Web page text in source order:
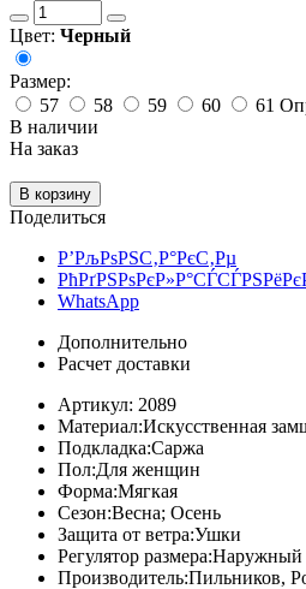
Цвет: Черный
Размер:
57
58 59 60 61
В наличии
На заказ
В корзину
Поделиться
Р’РљРѕРЅС‚Р°РєС‚Рµ
WhatsApp
Дополнительно
Расчет доставки
Артикул: 2089
Материал:Искусственная
Подкладка:Саржа
Пол:Для женщин
Форма:Мягкая
Сезон:Весна; Осень
Защита от ветра:Ушки
Регулятор размера:Наружный
Производитель:Пильников,